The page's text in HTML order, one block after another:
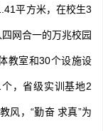
平方米，在校生3
网合一的万兆校园
教室和30个设施设
，省级实训基地2
风，“勤奋 求真”为